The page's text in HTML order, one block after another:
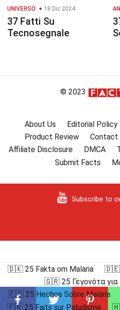
UNIVERSO 18 Dic 2024
37 Fatti Su
Tecnosegnale
© 2023
About Us Editorial Policy
Product Review
Contact
Affiliate Disclosure
DMCA
Submit Facts
Subscribe to
🇩🇰 25 Fakta om Malaria
🇩🇪
🇬🇷 25 Γεγονότα για
🇪🇸 25 Hechos Sobre Malaria
🇫🇷 25 Faits sur Paludisme